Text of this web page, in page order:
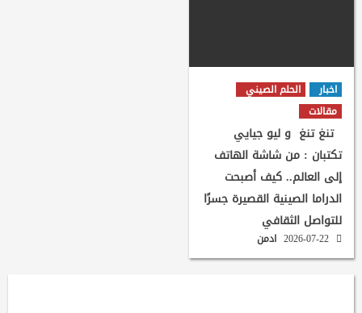
اخبار
الحلم الصيني
مقالات
تنغ تنغ و ليو جيايي
تكتبان : من شاشة الهاتف
إلى العالم.. كيف أصبحت
الدراما الصينية القصيرة جسرًا
للتواصل الثقافي
ادمن